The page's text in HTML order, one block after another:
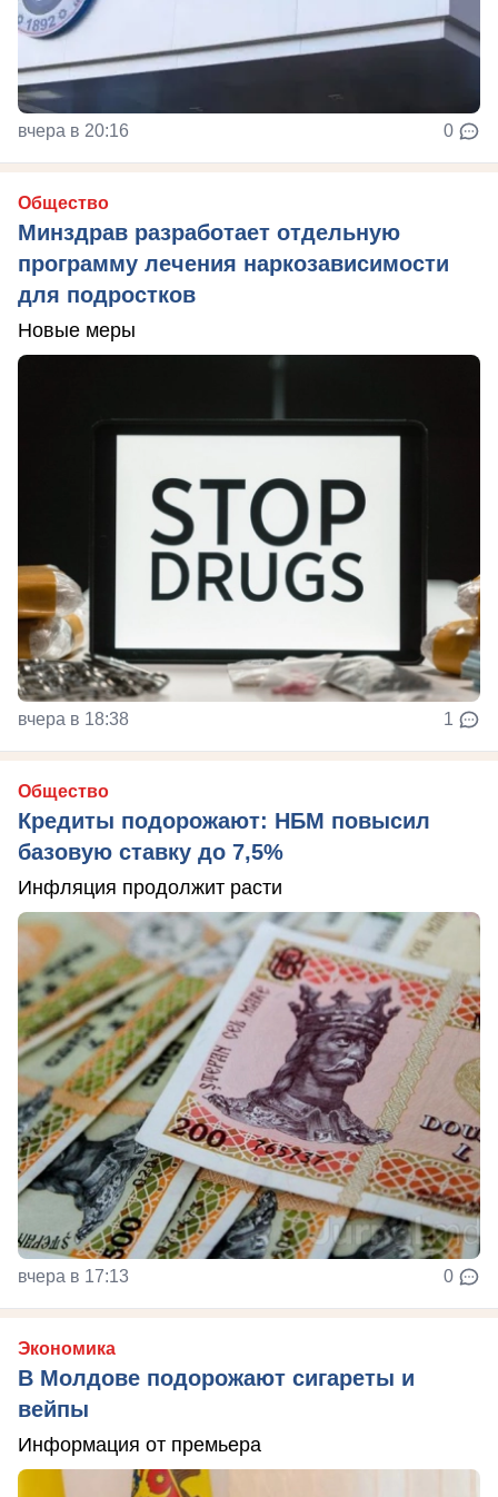
вчера в 20:16 0
Общество
Минздрав разработает отдельную
программу лечения наркозависимости
для подростков
Новые меры
вчера в 18:38 1
Общество
Кредиты подорожают: НБМ повысил
базовую ставку до 7,5%
Инфляция продолжит расти
вчера в 17:13 0
Экономика
В Молдове подорожают сигареты и
вейпы
Информация от премьера